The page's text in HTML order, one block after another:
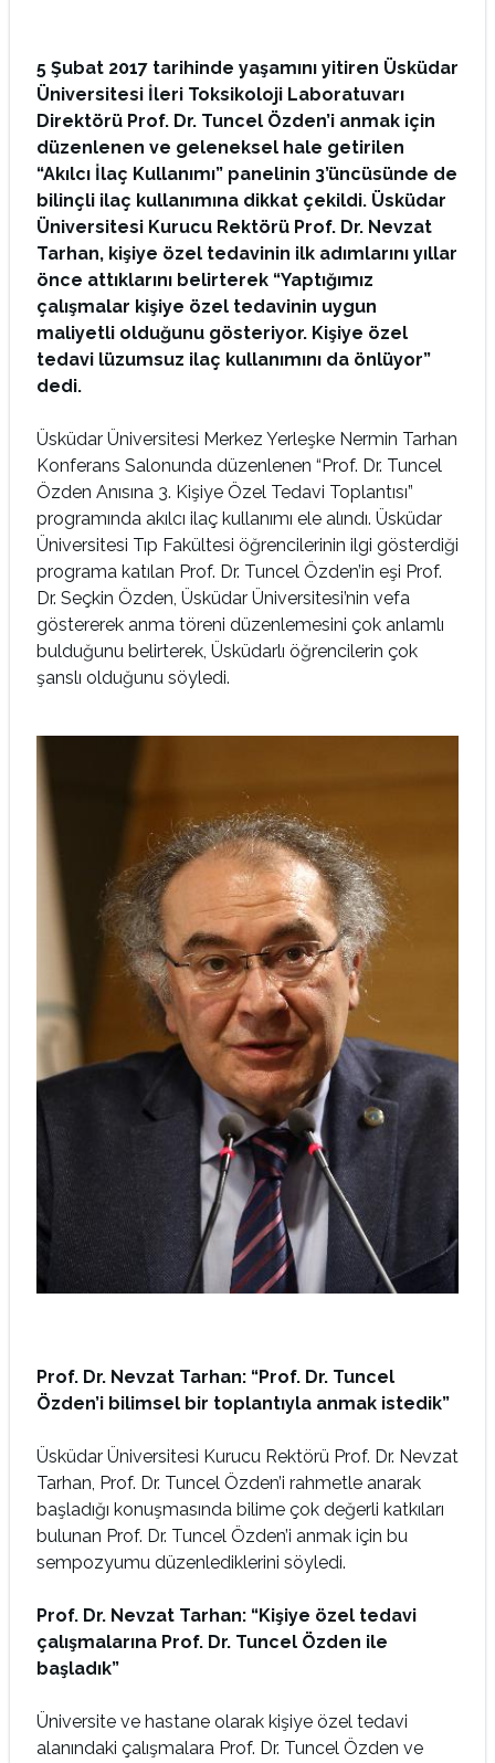
5 Şubat 2017 tarihinde yaşamını yitiren Üsküdar
Üniversitesi İleri Toksikoloji Laboratuvarı
Direktörü Prof. Dr. Tuncel Özden’i anmak için
düzenlenen ve geleneksel hale getirilen
“Akılcı İlaç Kullanımı” panelinin 3’üncüsünde de
bilinçli ilaç kullanımına dikkat çekildi. Üsküdar
Üniversitesi Kurucu Rektörü Prof. Dr. Nevzat
Tarhan, kişiye özel tedavinin ilk adımlarını yıllar
önce attıklarını belirterek “Yaptığımız
çalışmalar kişiye özel tedavinin uygun
maliyetli olduğunu gösteriyor. Kişiye özel
tedavi lüzumsuz ilaç kullanımını da önlüyor”
dedi.
Üsküdar Üniversitesi Merkez Yerleşke Nermin Tarhan
Konferans Salonunda düzenlenen “Prof. Dr. Tuncel
Özden Anısına 3. Kişiye Özel Tedavi Toplantısı”
programında akılcı ilaç kullanımı ele alındı. Üsküdar
Üniversitesi Tıp Fakültesi öğrencilerinin ilgi gösterdiği
programa katılan Prof. Dr. Tuncel Özden’in eşi Prof.
Dr. Seçkin Özden, Üsküdar Üniversitesi’nin vefa
göstererek anma töreni düzenlemesini çok anlamlı
bulduğunu belirterek, Üsküdarlı öğrencilerin çok
şanslı olduğunu söyledi.
Prof. Dr. Nevzat Tarhan: “Prof. Dr. Tuncel
Özden’i bilimsel bir toplantıyla anmak istedik”
Üsküdar Üniversitesi Kurucu Rektörü Prof. Dr. Nevzat
Tarhan, Prof. Dr. Tuncel Özden’i rahmetle anarak
başladığı konuşmasında bilime çok değerli katkıları
bulunan Prof. Dr. Tuncel Özden’i anmak için bu
sempozyumu düzenlediklerini söyledi.
Prof. Dr. Nevzat Tarhan: “Kişiye özel tedavi
çalışmalarına Prof. Dr. Tuncel Özden ile
başladık”
Üniversite ve hastane olarak kişiye özel tedavi
alanındaki çalışmalara Prof. Dr. Tuncel Özden ve